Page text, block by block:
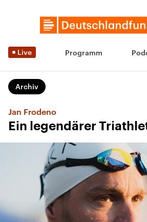
Live Programm
Archiv
Jan Frodeno
Ein legendärer